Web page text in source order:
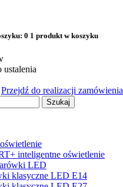
0 1 produkt w koszyku
ustalenia
Przejdź do realizacji zamówienia
Szukaj
inteligentne oświetlenie
LED
klasyczne LED E14